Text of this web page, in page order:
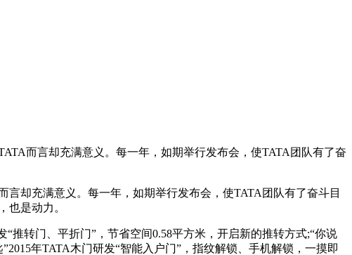
而言却充满意义。每一年，如期举行发布会，使TATA团队有了奋
却充满意义。每一年，如期举行发布会，使TATA团队有了奋斗目
也是动力。
推转门、平折门”，节省空间0.58平方米，开启新的推转方式;“你说
年TATA木门研发“智能入户门”，指纹解锁、手机解锁，一摸即